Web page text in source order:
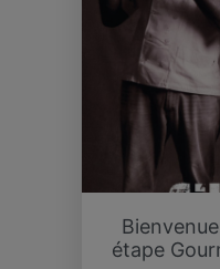
étape